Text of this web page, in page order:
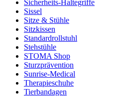
Sicherheits-Haltegriffe
Sissel
Sitze & Stühle
Sitzkissen
Standardrollstuhl
Stehstühle
STOMA Shop
Sturzprävention
Sunrise-Medical
Therapieschuhe
Tierbandagen